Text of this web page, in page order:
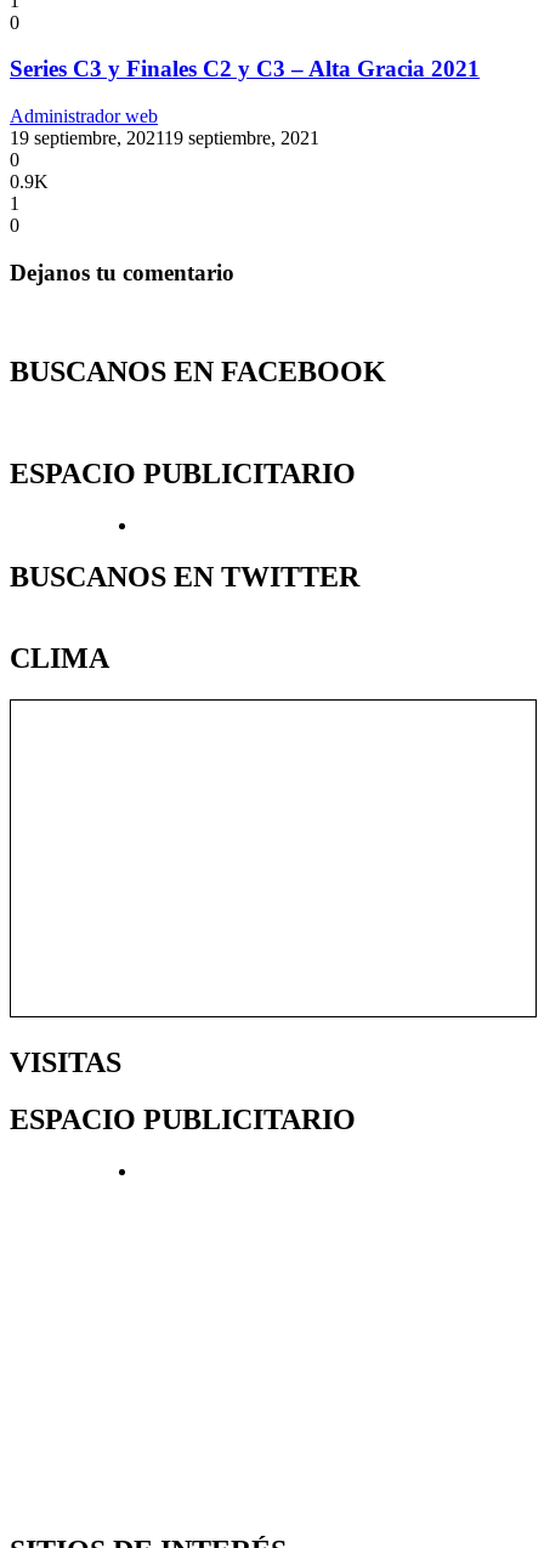
0
Series C3 y Finales C2 y C3 – Alta Gracia 2021
Administrador web
19 septiembre, 202119 septiembre, 2021
0
0.9K
1
0
Dejanos tu comentario
BUSCANOS EN FACEBOOK
ESPACIO PUBLICITARIO
BUSCANOS EN TWITTER
CLIMA
VISITAS
ESPACIO PUBLICITARIO